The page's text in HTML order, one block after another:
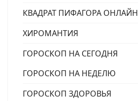
КВАДРАТ ПИФАГОРА ОНЛАЙН
ХИРОМАНТИЯ
ГОРОСКОП НА СЕГОДНЯ
ГОРОСКОП НА НЕДЕЛЮ
ГОРОСКОП ЗДОРОВЬЯ